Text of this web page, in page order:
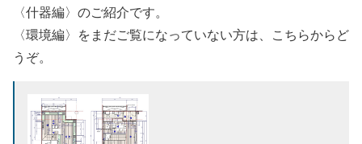
〈什器編〉のご紹介です。
〈環境編〉をまだご覧になっていない方は、こちらからど
うぞ。